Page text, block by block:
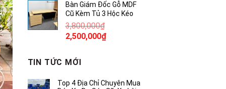
là:
3,780,000₫.
tại
là:
Bàn Giám Đốc Gỗ MDF
Cũ Kèm Tủ 3 Hộc Kéo
3,800,000₫
Giá
là:
3,800,000₫.
2,500,000₫Giá
2,500,000₫.
TIN TỨC MỚI
Top 4 Địa Chỉ Chuyên Mua